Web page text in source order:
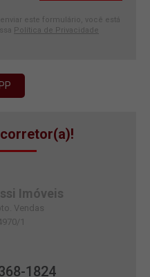
este formulário, você está
Política de Privacidade
Imóveis
Vendas
1
1824